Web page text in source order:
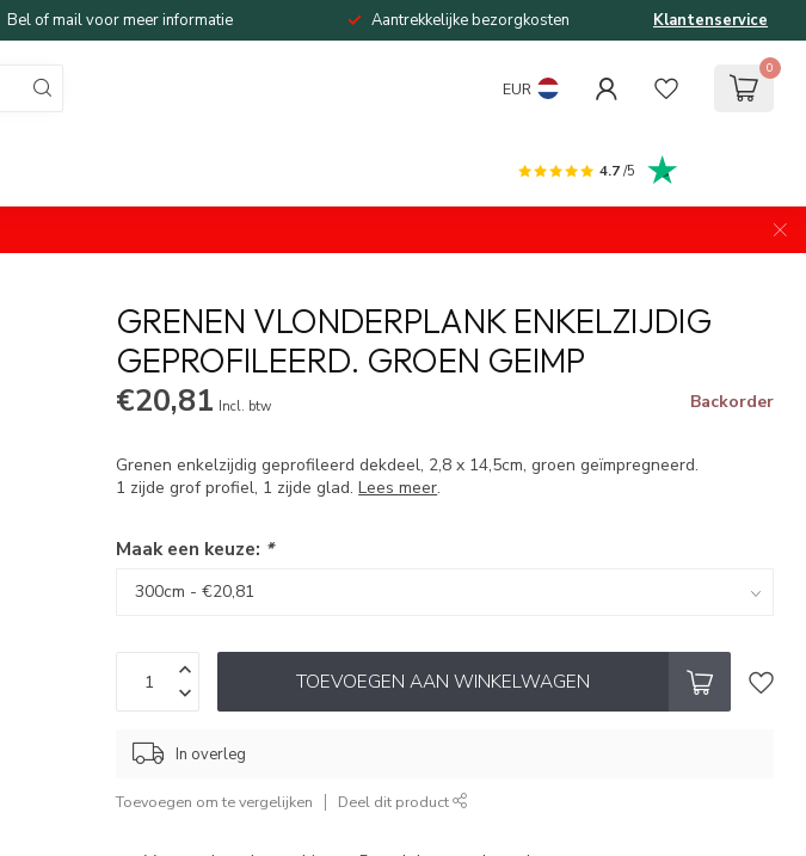
Bel of mail voor meer informatie Aantrekkelijke bezorgkosten Klantenservice
EUR
0
4.7/5
GRENEN VLONDERPLANK ENKELZIJDIG
GEPROFILEERD. GROEN GEIMP
€20,81 Incl. btw Backorder
Grenen enkelzijdig geprofileerd dekdeel, 2,8 x 14,5cm, groen geïmpregneerd.
1 zijde grof profiel, 1 zijde glad.Lees meer.
Maak een keuze: *
TOEVOEGEN AAN WINKELWAGEN
In overleg
Toevoegen om te vergelijken Deel dit product